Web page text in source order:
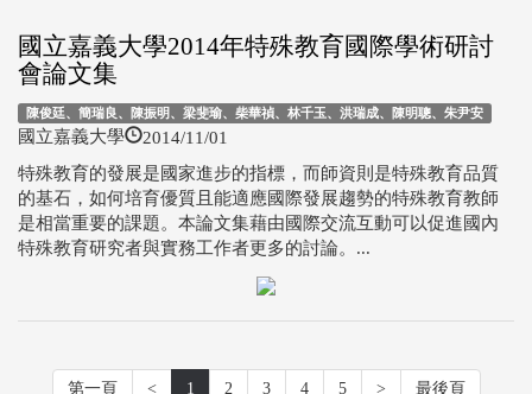
國立嘉義大學2014年特殊教育國際學術研討
會論文集
陳俊廷、簡瑞良、陳振明、梁斐瑜、柴華禎、林千玉、洪瑞成、陳明聰、朱尹安
國立嘉義大學 2014/11/01
特殊教育的發展是國家進步的指標，而師資則是特殊教育品質
的基石，如何培育優質且能適應國際發展趨勢的特殊教育教師
是相當重要的課題。本論文集藉由國際交流互動可以促進國內
特殊教育研究者與實務工作者更多的討論。...
第一頁 < 1 2 3 4 5 > 最後頁